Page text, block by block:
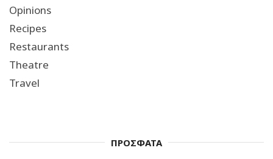
Opinions
Recipes
Restaurants
Theatre
Travel
ΠΡΟΣΦΑΤΑ